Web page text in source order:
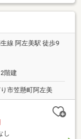
線 阿左美駅 徒歩9
階建
市笠懸町阿左美
し